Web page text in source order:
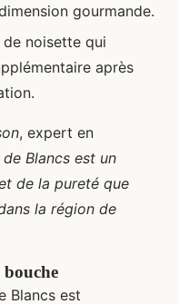
gourmande.
noisette qui
après
, expert en
Blancs est un
de la pureté que
la région de
Blancs est